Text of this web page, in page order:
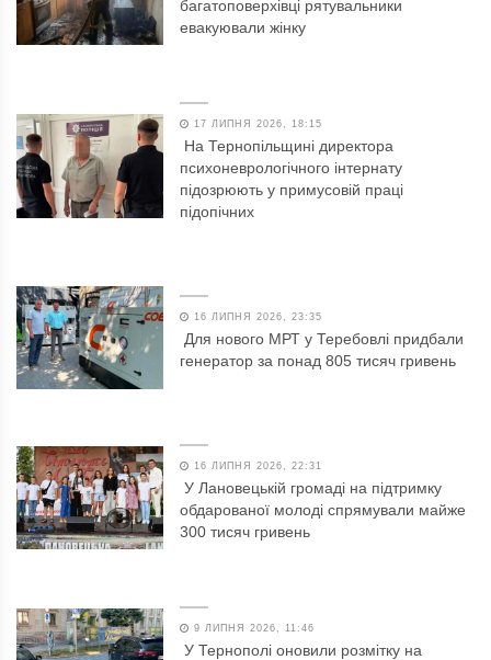
багатоповерхівці рятувальники
евакуювали жінку
17 ЛИПНЯ 2026, 18:15
На Тернопільщині директора
психоневрологічного інтернату
підозрюють у примусовій праці
підопічних
16 ЛИПНЯ 2026, 23:35
Для нового МРТ у Теребовлі придбали
генератор за понад 805 тисяч гривень
16 ЛИПНЯ 2026, 22:31
У Лановецькій громаді на підтримку
обдарованої молоді спрямували майже
300 тисяч гривень
9 ЛИПНЯ 2026, 11:46
У Тернополі оновили розмітку на